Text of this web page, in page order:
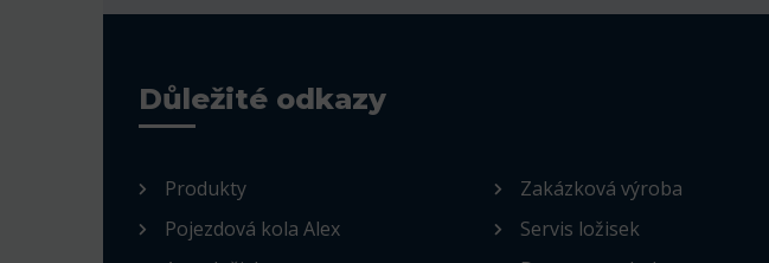
Důležité odkazy
Produkty
Pojezdová kola Alex
Zakázková výroba
Servis ložisek